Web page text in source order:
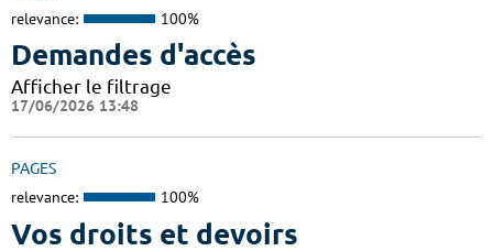
relevance: 100%
Demandes d'accès
Afficher le filtrage
17/06/2026 13:48
PAGES
relevance: 100%
Vos droits et devoirs